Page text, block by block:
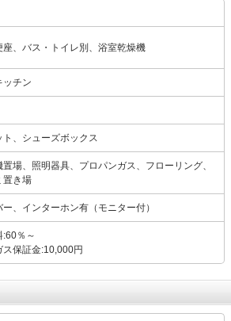
座、バス・トイレ別、浴室乾燥機
ッチン
ト、シューズボックス
場、照明器具、プロパンガス、フローリング、
置き場
、インターホン有（モニター付）
:60％～
ス保証金:10,000円